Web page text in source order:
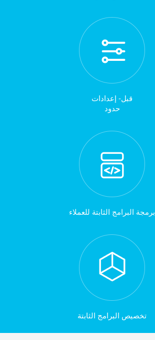
قبل- إعدادات
حدود
برمجة البرامج الثابتة للعملاء
تخصيص البرامج الثابتة